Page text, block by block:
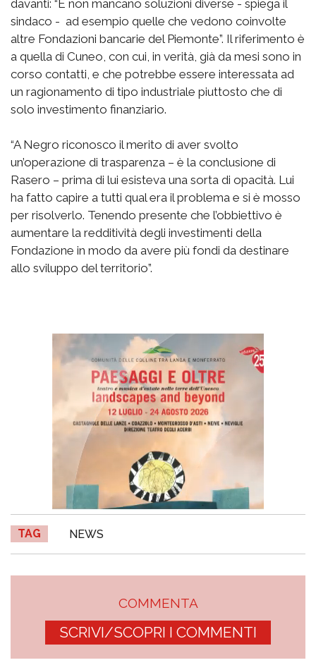
davanti: “E non mancano soluzioni diverse - spiega il
sindaco - ad esempio quelle che vedono coinvolte
altre Fondazioni bancarie del Piemonte”. Il riferimento è
a quella di Cuneo, con cui, in verità, già da mesi sono in
corso contatti, e che potrebbe essere interessata ad
un ragionamento di tipo industriale piuttosto che di
solo investimento finanziario.
“A Negro riconosco il merito di aver svolto
un’operazione di trasparenza – è la conclusione di
Rasero – prima di lui esisteva una sorta di opacità. Lui
ha fatto capire a tutti qual era il problema e si è mosso
per risolverlo. Tenendo presente che l’obbiettivo è
aumentare la redditività degli investimenti della
Fondazione in modo da avere più fondi da destinare
allo sviluppo del territorio”.
TAG NEWS
COMMENTA
SCRIVI/SCOPRI I COMMENTI